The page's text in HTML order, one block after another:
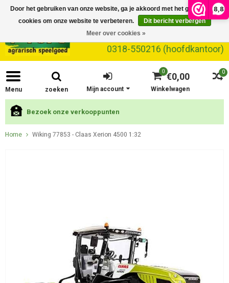
8,8
0318-550216 (hoofdkantoor)
Menu zoeken
0
0 €0,00
Winkelwagen
Mijn account
Bezoek onze verkooppunten
Home Wiking 77853 - Claas Xerion 4500 1:32
Door het gebruiken van onze website, ga je akkoord met het gebruik van
cookies om onze website te verbeteren.
Dit bericht verbergen
Meer over cookies »